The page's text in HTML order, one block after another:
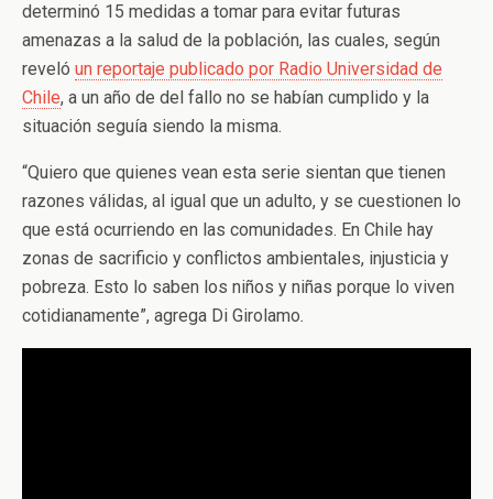
determinó 15 medidas a tomar para evitar futuras
amenazas a la salud de la población, las cuales, según
reveló un reportaje publicado por Radio Universidad de
Chile, a un año de del fallo no se habían cumplido y la
situación seguía siendo la misma.
“Quiero que quienes vean esta serie sientan que tienen
razones válidas, al igual que un adulto, y se cuestionen lo
que está ocurriendo en las comunidades. En Chile hay
zonas de sacrificio y conflictos ambientales, injusticia y
pobreza. Esto lo saben los niños y niñas porque lo viven
cotidianamente”, agrega Di Girolamo.